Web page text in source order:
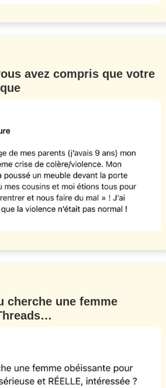
avez compris que votre
cherche une femme